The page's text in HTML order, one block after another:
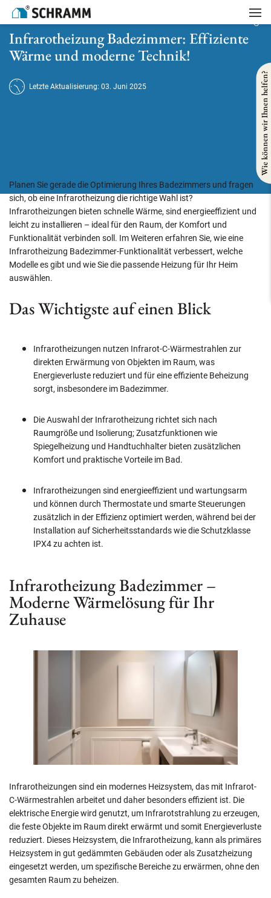
Startseite
Infrarotheizung Badezimmer: Effiziente Wärme und moderne Technik!
Infrarotheizung Badezimmer: Effiziente
Wärme und moderne Technik!
Letzte Aktualisierung: 03. Juni 2025
Planen Sie gerade die Optimierung Ihres Badezimmers und fragen
sich, ob eine Infrarotheizung die richtige Wahl ist?
Infrarotheizungen bieten schnelle Wärme, sind energieeffizient und
leicht zu installieren – ideal für den Raum, der Komfort und
Funktionalität verbinden soll. Im Weiteren erfahren Sie, wie eine
Infrarotheizung Badezimmer-Funktionalität verbessert, welche
Modelle es gibt und wie Sie die passende Heizung für Ihr Heim
auswählen.
Das Wichtigste auf einen Blick
Infrarotheizungen nutzen Infrarot-C-Wärmestrahlen zur
direkten Erwärmung von Objekten im Raum, was
Energieverluste reduziert und für eine effiziente Beheizung
sorgt, insbesondere im Badezimmer.
Die Auswahl der Infrarotheizung richtet sich nach
Raumgröße und Isolierung; Zusatzfunktionen wie
Spiegelheizung und Handtuchhalter bieten zusätzlichen
Komfort und praktische Vorteile im Bad.
Infrarotheizungen sind energieeffizient und wartungsarm
und können durch Thermostate und smarte Steuerungen
zusätzlich in der Effizienz optimiert werden, während bei der
Installation auf Sicherheitsstandards wie die Schutzklasse
IPX4 zu achten ist.
Infrarotheizung Badezimmer –
Moderne Wärmelösung für Ihr
Zuhause
Infrarotheizungen sind ein modernes Heizsystem, das mit Infrarot-
C-Wärmestrahlen arbeitet und daher besonders effizient ist. Die
elektrische Energie wird genutzt, um Infrarotstrahlung zu erzeugen,
die feste Objekte im Raum direkt erwärmt und somit Energieverluste
reduziert. Dieses Heizsystem, die Infrarotheizung, kann als primäres
Heizsystem in gut gedämmten Gebäuden oder als Zusatzheizung
eingesetzt werden, um spezifische Bereiche zu erwärmen, ohne den
gesamten Raum zu beheizen.
Wie können wir Ihnen helfen?